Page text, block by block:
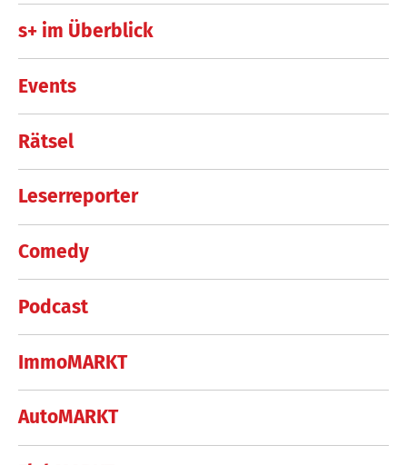
s+ im Überblick
Events
Rätsel
Leserreporter
Comedy
Podcast
ImmoMARKT
AutoMARKT